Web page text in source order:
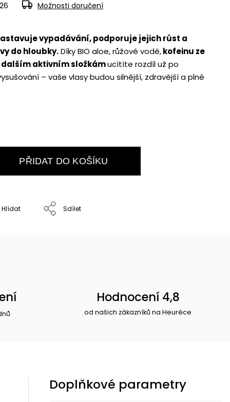
vypadávání, podporuje jejich růst a
do hloubky.Díky BIO aloe, růžové vodě,kofeinu ze
dalším aktivním složkámucítíte rozdíl už po
– vaše vlasy budou silnější, zdravější a plné
Možnosti doručení
PŘIDAT DO KOŠÍKU
Hlídat Sdílet
Hodnocení 4,8
od našich zákazníků na Heuréce
Doplňkové parametry